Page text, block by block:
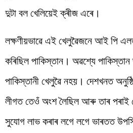
দুটা বল খেলিয়েই ক্ৰীজ এৰে।
লক্ষণীয়ভাৱে এই খেলুৱৈজনে আই পি
কৰিছিল পাকিস্তান। অৱশ্যে
পাকিস্তানী খেলুৱৈ নহয়। দেশখনত
লীগত তেওঁ অংশ লৈছিল আৰু তাৰ
সুযোগ লাভ কৰাৰ লগে লগে ভাৰতত